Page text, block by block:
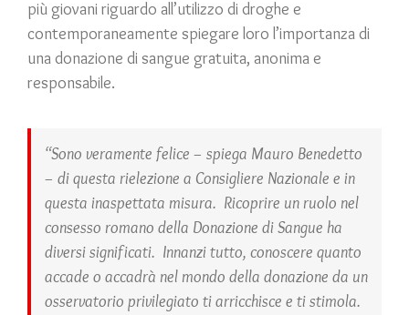
più giovani riguardo all’utilizzo di droghe e
contemporaneamente spiegare loro l’importanza di
una donazione di sangue gratuita, anonima e
responsabile.
“Sono veramente felice – spiega Mauro Benedetto
– di questa rielezione a Consigliere Nazionale e in
questa inaspettata misura. Ricoprire un ruolo nel
consesso romano della Donazione di Sangue ha
diversi significati. Innanzi tutto, conoscere quanto
accade o accadrà nel mondo della donazione da un
osservatorio privilegiato ti arricchisce e ti stimola.